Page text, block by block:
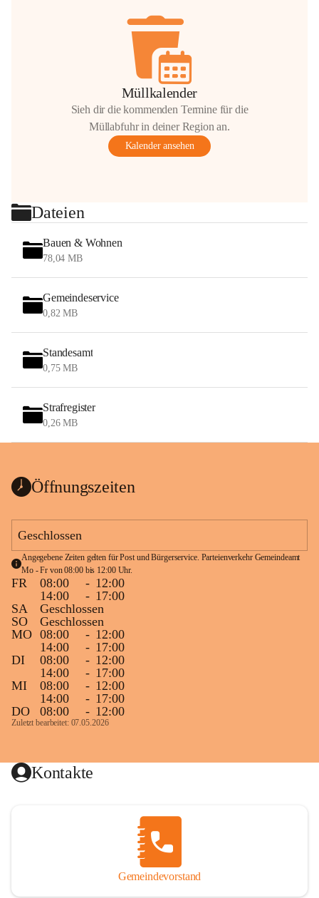
Müllkalender
Sieh dir die kommenden Termine für die
Müllabfuhr in deiner Region an.
Kalender ansehen
Dateien
Bauen & Wohnen
78,04 MB
Gemeindeservice
0,82 MB
Standesamt
0,75 MB
Strafregister
0,26 MB
Öffnungszeiten
Geschlossen
Angegebene Zeiten gelten für Post und Bürgerservice. Parteienverkehr Gemeindeamt
Mo - Fr von 08:00 bis 12:00 Uhr.
FR 08:00 - 12:00
14:00
- 17:00
SA
Geschlossen
SO
Geschlossen
MO 08:00 - 12:00
14:00
- 17:00
DI
08:00 - 12:00
14:00
- 17:00
MI
08:00 - 12:00
14:00
- 17:00
DO
08:00 - 12:00
Zuletzt bearbeitet: 07.05.2026
Kontakte
Gemeindevorstand